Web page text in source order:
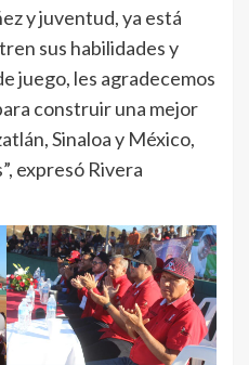
y juventud, ya está
sus habilidades y
juego, les agradecemos
construir una mejor
Sinaloa y México,
expresó Rivera